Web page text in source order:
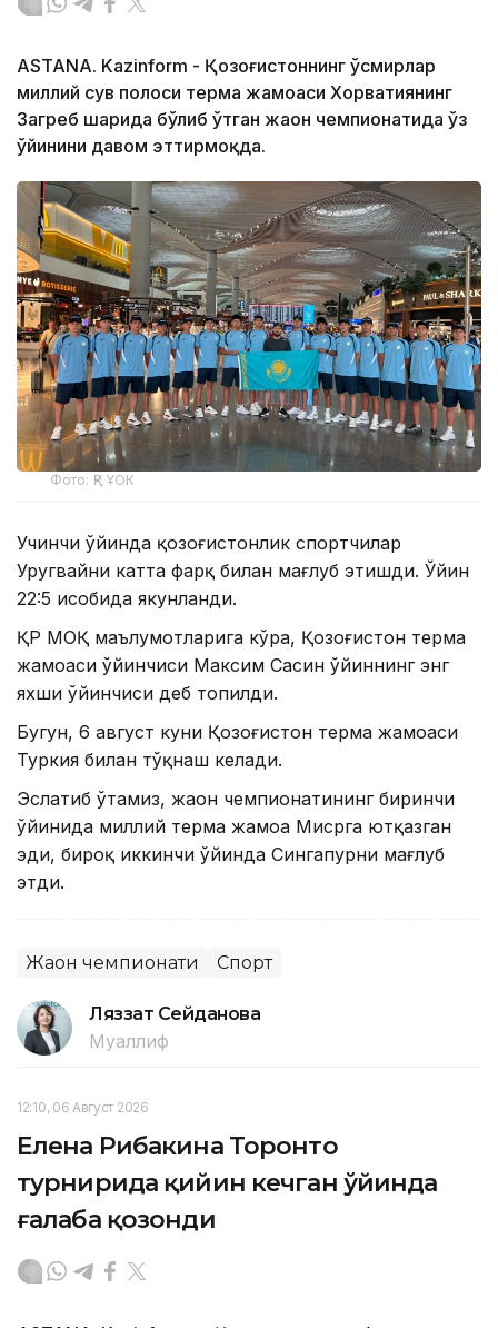
ASTANA. Kazinform - Қозоғистоннинг ўсмирлар
миллий сув полоси терма жамоаси Хорватиянинг
Загреб шаҳрида бўлиб ўтган жаҳон чемпионатида ўз
ўйинини давом эттирмоқда.
Фото: ҚР ҰОК
Учинчи ўйинда қозоғистонлик спортчилар
Уругвайни катта фарқ билан мағлуб этишди. Ўйин
22:5 ҳисобида якунланди.
ҚР МОҚ маълумотларига кўра, Қозоғистон терма
жамоаси ўйинчиси Максим Сасин ўйиннинг энг
яхши ўйинчиси деб топилди.
Бугун, 6 август куни Қозоғистон терма жамоаси
Туркия билан тўқнаш келади.
Эслатиб ўтамиз, жаҳон чемпионатининг биринчи
ўйинида миллий терма жамоа Мисрга ютқазган
эди, бироқ иккинчи ўйинда Сингапурни мағлуб
этди.
Жаҳон чемпионати Спорт
Ляззат Сейданова
Муаллиф
12:10, 06 Август 2026
Елена Рибакина Торонто
турнирида қийин кечган ўйинда
ғалаба қозонди